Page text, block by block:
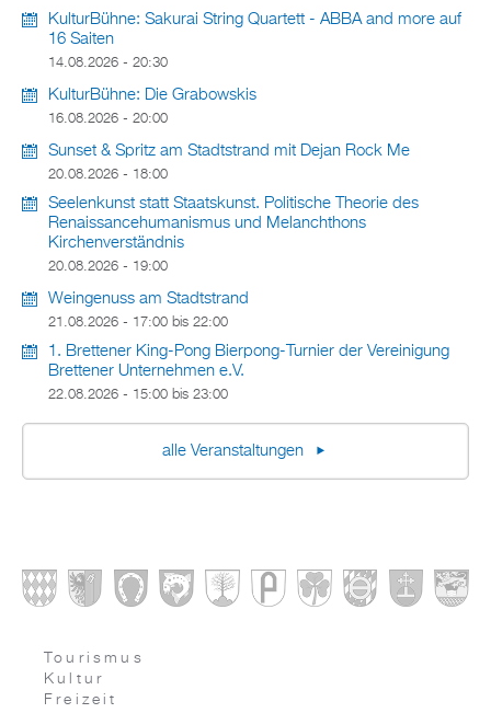
KulturBühne: Sakurai String Quartett - ABBA and more auf
16 Saiten
14.08.2026 - 20:30
KulturBühne: Die Grabowskis
16.08.2026 - 20:00
Sunset & Spritz am Stadtstrand mit Dejan Rock Me
20.08.2026 - 18:00
Seelenkunst statt Staatskunst. Politische Theorie des
Renaissancehumanismus und Melanchthons
Kirchenverständnis
20.08.2026 - 19:00
Weingenuss am Stadtstrand
21.08.2026 - 17:00 bis 22:00
1. Brettener King-Pong Bierpong-Turnier der Vereinigung
Brettener Unternehmen e.V.
22.08.2026 - 15:00 bis 23:00
alle Veranstaltungen
Tourismus
Kultur
Freizeit